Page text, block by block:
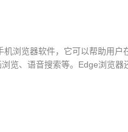
浏览器软件，它可以帮助用户
览、语音搜索等。Edge浏览器